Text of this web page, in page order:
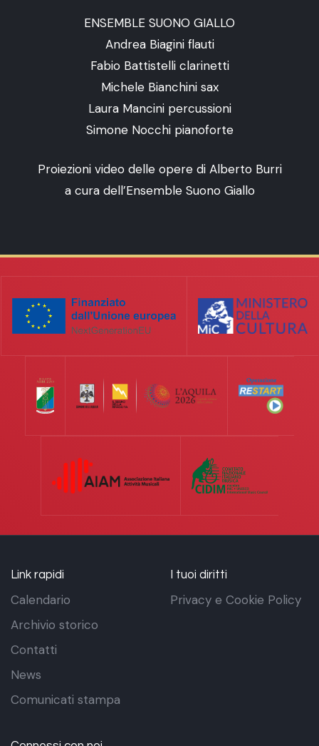
ENSEMBLE SUONO GIALLO
Andrea Biagini flauti
Fabio Battistelli clarinetti
Michele Bianchini sax
Laura Mancini percussioni
Simone Nocchi pianoforte
Proiezioni video delle opere di Alberto Burri
a cura dell’Ensemble Suono Giallo
Link rapidi
Calendario
Archivio storico
Contatti
News
Comunicati stampa
I tuoi diritti
Privacy e Cookie Policy